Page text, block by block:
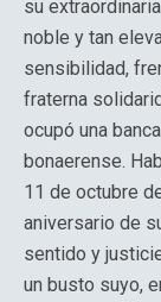
su
noble y tan
sensibilidad,
fraterna
ocupó una
bonaerense.
11 de octubre
aniversario de
sentido y
un busto suyo,